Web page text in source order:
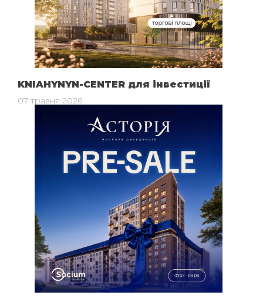
KNIAHYNYN-CENTER для інвестиції
07 травня 2026